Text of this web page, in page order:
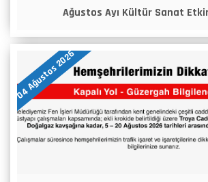
Ağustos Ayı Kültür Sanat
04 Ağustos 2026